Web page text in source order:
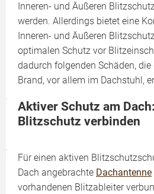
Inneren- und Äußeren
werden. Allerdings bietet eine
Inneren- und Äußeren
optimalen Schutz vor
dadurch folgenden Schäden,
Brand, vor allem im Dachstuhl,
Aktiver Schutz am
Blitzschutz verbinden
Für einen aktiven
Dach angebrachte Dachantenne
vorhandenen Blitzableiter